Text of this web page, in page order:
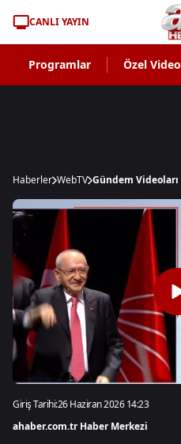
CANLI YAYIN
Programlar Özel Video
Haberler WebTV Gündem Videoları
Giriş Tarihi:26 Haziran 2026 14:23
ahaber.com.tr Haber Merkezi